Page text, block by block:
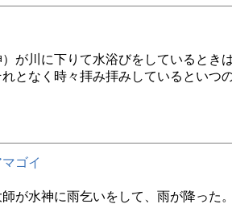
が川に下りて水浴びをしているとき
となく時々拝み拝みしているといつ
ゴイ
が水神に雨乞いをして、雨が降った